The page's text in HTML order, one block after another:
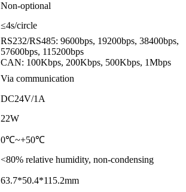
Non-optional
≤4s/circle
RS232/RS485: 9600bps, 19200bps, 38400bps,
57600bps, 115200bps
CAN: 100Kbps, 200Kbps, 500Kbps, 1Mbps
Via communication
DC24V/1A
22W
0℃~+50℃
<80% relative humidity, non-condensing
63.7*50.4*115.2mm